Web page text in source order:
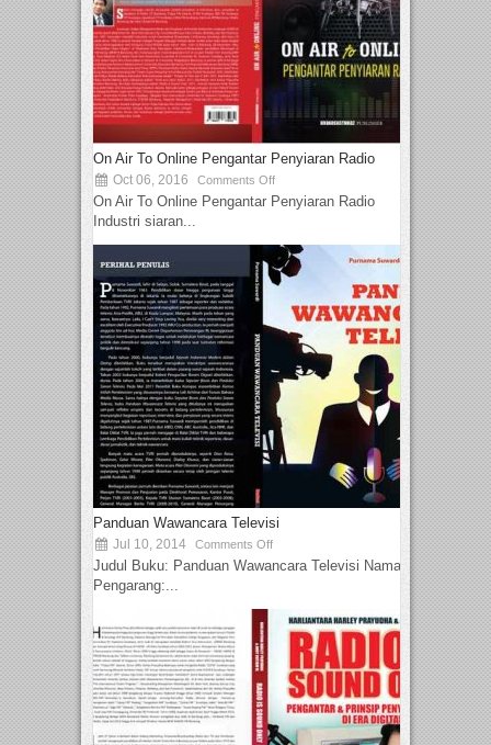
On Air To Online Pengantar Penyiaran Radio
Oct 06, 2016 Comments Off
On Air To Online Pengantar Penyiaran Radio
Industri siaran...
Panduan Wawancara Televisi
Jul 10, 2014 Comments Off
Judul Buku: Panduan Wawancara Televisi Nama
Pengarang:...